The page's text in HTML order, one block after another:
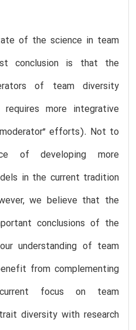
of the science in team
conclusion is that the
of team diversity
more integrative
efforts). Not to
of developing more
in the current tradition
we believe that the
conclusions of the
understanding of team
from complementing
focus on team
diversity with research